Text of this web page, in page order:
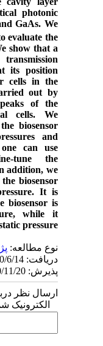
photonic
and GaAs. We
evaluate the
show that a
its position
cells in the
out by
peaks of the
cells. We
the biosensor
and
one can use
tune the
addition, we
the biosensor
It is
biosensor is
while it
pressure.
نوع مطالعه:
پذیرش: 1400/11/20 | انتشار: 1401/4/1
ارسال نظر
الکترونیک